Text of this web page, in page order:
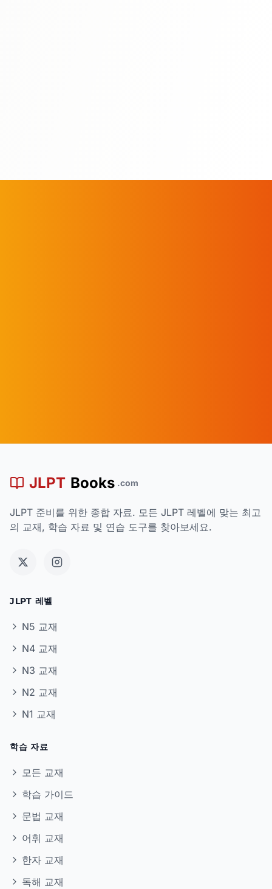
JLPT Books .com
JLPT 준비를 위한 종합 자료. 모든 JLPT 레벨에 맞는 최고
의 교재, 학습 자료 및 연습 도구를 찾아보세요.
JLPT 레벨
N5 교재
N4 교재
N3 교재
N2 교재
N1 교재
학습 자료
모든 교재
학습 가이드
문법 교재
어휘 교재
한자 교재
독해 교재